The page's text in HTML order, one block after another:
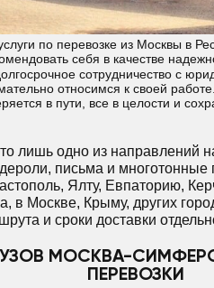
по перевозке из Москвы в
себя в качестве
сотрудничество с
относимся к своей
в пути, все в целости и
лишь одно из направлений
письма и многотонные
Ялту, Евпаторию,
в Москве, Крыму, других
и сроки доставки
МОСКВА-
ПЕРЕВОЗКИ